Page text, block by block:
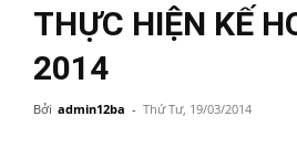
THỰC HIỆN KẾ
2014
Bởi admin12ba - Thứ Tư, 19/03/2014